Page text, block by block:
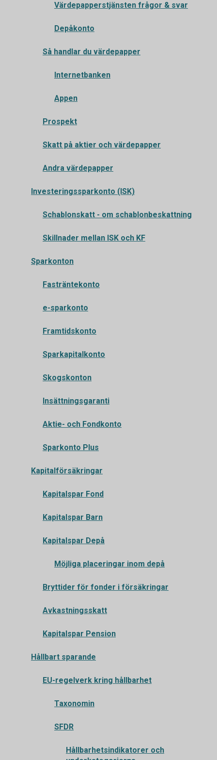
Värdepapperstjänsten frågor & svar
Depåkonto
Så handlar du värdepapper
Internetbanken
Appen
Prospekt
Skatt på aktier och värdepapper
Andra värdepapper
Investeringssparkonto (ISK)
Schablonskatt - om schablonbeskattning
Skillnader mellan ISK och KF
Sparkonton
Fasträntekonto
e-sparkonto
Framtidskonto
Sparkapitalkonto
Skogskonton
Insättningsgaranti
Aktie- och Fondkonto
Sparkonto Plus
Kapitalförsäkringar
Kapitalspar Fond
Kapitalspar Barn
Kapitalspar Depå
Möjliga placeringar inom depå
Bryttider för fonder i försäkringar
Avkastningsskatt
Kapitalspar Pension
Hållbart sparande
EU-regelverk kring hållbarhet
Taxonomin
SFDR
Hållbarhetsindikatorer och